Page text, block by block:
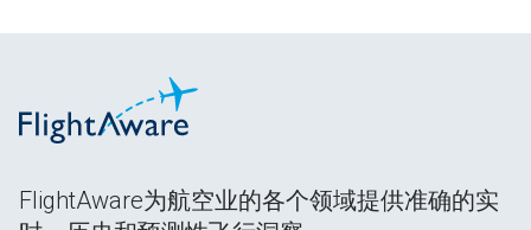
FlightAware为航空业的各个领域提供准确的实